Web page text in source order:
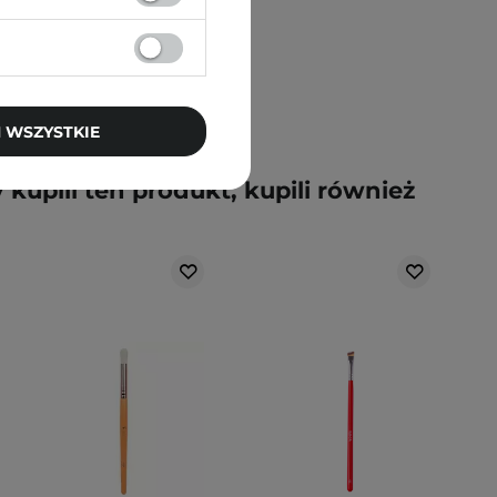
kupili ten produkt, kupili również